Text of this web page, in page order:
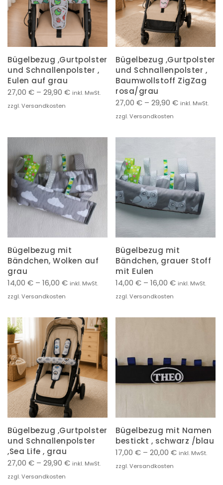
Bügelbezug ,Gurtpolster
und Schnallenpolster ,
Eulen auf grau
27,00 € – 29,90 € inkl. MwSt.
zzgl. Versandkosten
Bügelbezug ,Gurtpolster
und Schnallenpolster ,
Baumwollstoff ZigZag
rosa/grau
27,00 € – 29,90 € inkl. MwSt.
zzgl. Versandkosten
Bügelbezug mit
Bändchen, Wolken auf
grau
14,00 € – 16,00 € inkl. MwSt.
zzgl. Versandkosten
Bügelbezug mit
Bändchen, grauer Stoff
mit Eulen
14,00 € – 16,00 € inkl. MwSt.
zzgl. Versandkosten
Bügelbezug ,Gurtpolster
und Schnallenpolster
,Sea Life , grau
27,00 € – 29,90 € inkl. MwSt.
zzgl. Versandkosten
Bügelbezug mit Namen
bestickt , schwarz /blau
17,00 € – 20,00 € inkl. MwSt.
zzgl. Versandkosten